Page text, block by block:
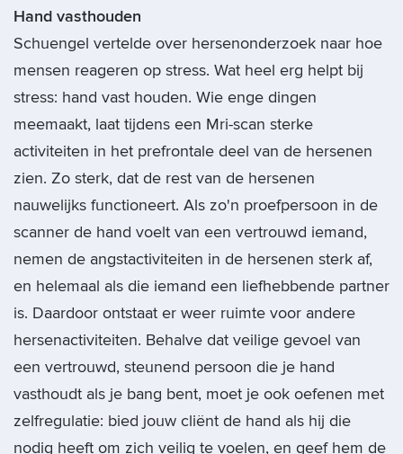
Hand vasthouden
Schuengel vertelde over hersenonderzoek naar hoe
mensen reageren op stress. Wat heel erg helpt bij
stress: hand vast houden. Wie enge dingen
meemaakt, laat tijdens een Mri-scan sterke
activiteiten in het prefrontale deel van de hersenen
zien. Zo sterk, dat de rest van de hersenen
nauwelijks functioneert. Als zo'n proefpersoon in de
scanner de hand voelt van een vertrouwd iemand,
nemen de angstactiviteiten in de hersenen sterk af,
en helemaal als die iemand een liefhebbende partner
is. Daardoor ontstaat er weer ruimte voor andere
hersenactiviteiten. Behalve dat veilige gevoel van
een vertrouwd, steunend persoon die je hand
vasthoudt als je bang bent, moet je ook oefenen met
zelfregulatie: bied jouw cliënt de hand als hij die
nodig heeft om zich veilig te voelen, en geef hem de